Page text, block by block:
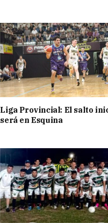
Liga Provincial: El salto
será en Esquina